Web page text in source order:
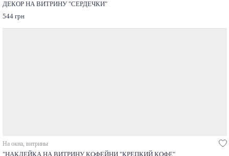
ДЕКОР НА ВИТРИНУ "СЕРДЕЧКИ"
544 грн
На окна, витрины
"НАКЛЕЙКА НА ВИТРИНУ КОФЕЙНИ "КРЕПКИЙ КОФЕ"